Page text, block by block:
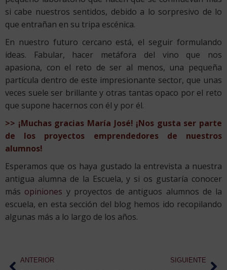
si cabe nuestros sentidos, debido a lo sorpresivo de lo
que entrañan en su tripa escénica.
En nuestro futuro cercano está, el seguir formulando
ideas. Fabular, hacer metáfora del vino que nos
apasiona, con el reto de ser al menos, una pequeña
partícula dentro de este impresionante sector, que unas
veces suele ser brillante y otras tantas opaco por el reto
que supone hacernos con él y por él.
>> ¡Muchas gracias María José! ¡Nos gusta ser parte
de los proyectos emprendedores de nuestros
alumnos!
Esperamos que os haya gustado la entrevista a nuestra
antigua alumna de la Escuela, y si os gustaría conocer
más opiniones y proyectos de antiguos alumnos de la
escuela, en esta sección del blog hemos ido recopilando
algunas más a lo largo de los años.
ANTERIOR SIGUIENTE